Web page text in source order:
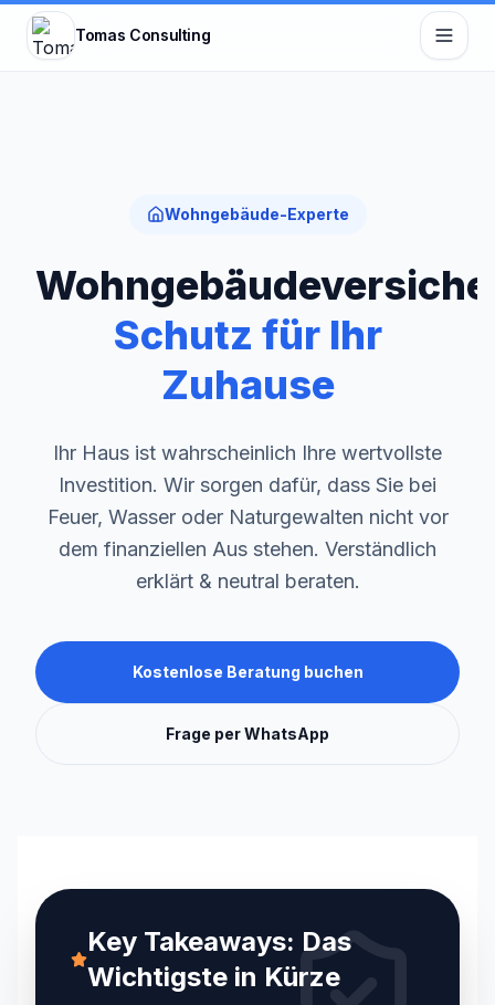
Zum Hauptinhalt springen
Tomas Consulting
Wohngebäude-Experte
Schutz für Ihr
Zuhause
Ihr Haus ist wahrscheinlich Ihre wertvollste
Investition. Wir sorgen dafür, dass Sie bei
Feuer, Wasser oder Naturgewalten nicht vor
dem finanziellen Aus stehen. Verständlich
erklärt & neutral beraten.
Kostenlose Beratung buchen
Frage per WhatsApp
Key Takeaways: Das
Wichtigste in Kürze